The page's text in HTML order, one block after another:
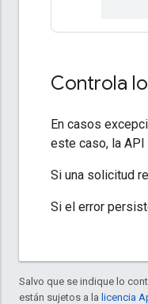
Controla
En casos
este caso, la
Si una solicitud
Si el error
Salvo que se indique lo
están sujetos a la licencia